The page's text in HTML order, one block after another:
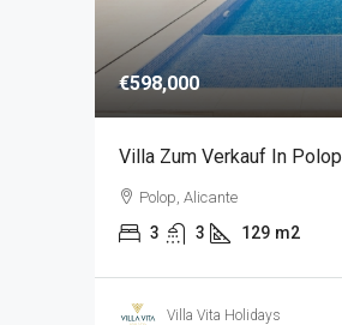
€598,000
Villa Zum Verkauf In Polop
Polop, Alicante
3 3 129 m2
Villa Vita Holidays